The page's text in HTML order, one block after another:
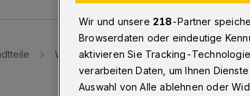
Wichlinghausen Engpass in Richtung
Wir und unsere 218-Partner
Browserdaten oder eindeutige
aktivieren Sie Tracking-
verarbeiten Daten, um Ihnen
Auswahl von Alle ablehnen oder